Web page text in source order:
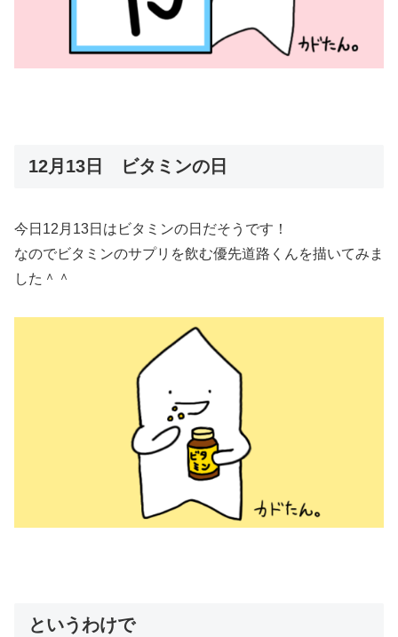
12月13日 ビタミンの日
今日12月13日はビタミンの日だそうです！
なのでビタミンのサプリを飲む優先道路くんを描いてみま
した＾＾
というわけで